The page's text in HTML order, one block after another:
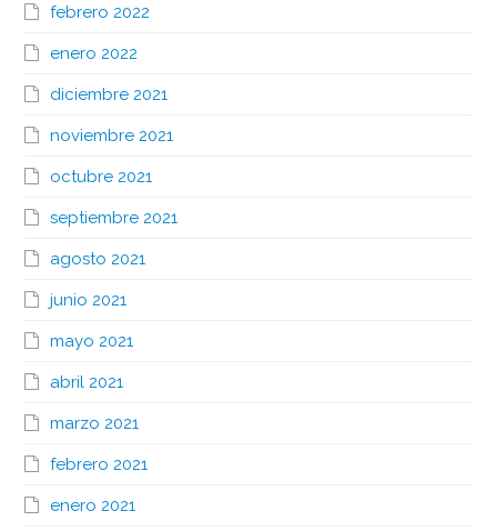
febrero 2022
enero 2022
diciembre 2021
noviembre 2021
octubre 2021
septiembre 2021
agosto 2021
junio 2021
mayo 2021
abril 2021
marzo 2021
febrero 2021
enero 2021